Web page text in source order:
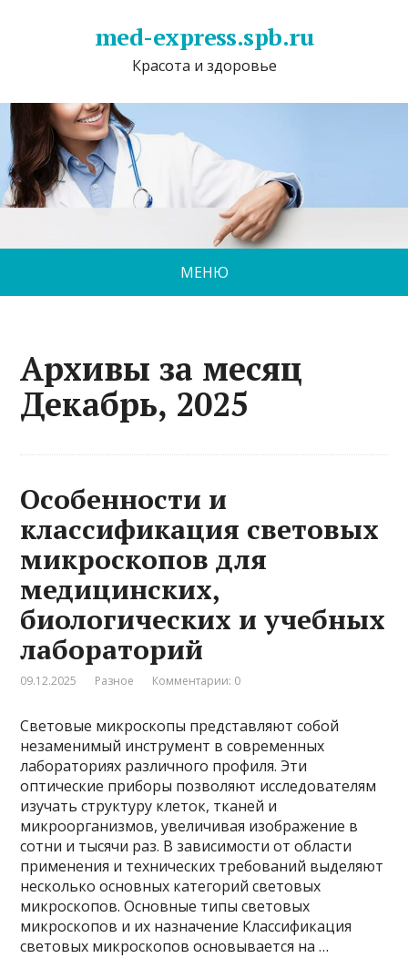
med-express.spb.ru
Красота и здоровье
МЕНЮ
Архивы за месяц
Декабрь, 2025
Особенности и
классификация световых
микроскопов для
медицинских,
биологических и учебных
лабораторий
09.12.2025 Разное Комментарии: 0
Световые микроскопы представляют собой
незаменимый инструмент в современных
лабораториях различного профиля. Эти
оптические приборы позволяют исследователям
изучать структуру клеток, тканей и
микроорганизмов, увеличивая изображение в
сотни и тысячи раз. В зависимости от области
применения и технических требований выделяют
несколько основных категорий световых
микроскопов. Основные типы световых
микроскопов и их назначение Классификация
световых микроскопов основывается на …